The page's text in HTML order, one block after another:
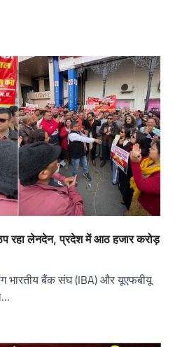
रहा लेनदेन, प्रदेश में आठ हजार करोड़
भारतीय बैंक संघ (IBA) और यूएफबीयू